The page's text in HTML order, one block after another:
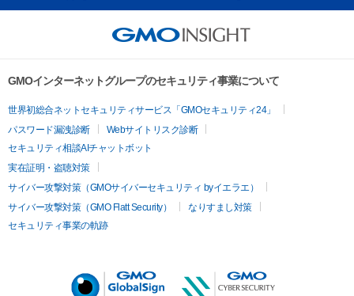
GMOインターネットグループのセキュリティ事業について
世界初総合ネットセキュリティサービス「GMOセキュリティ24」
パスワード漏洩診断
Webサイトリスク診断
セキュリティ相談AIチャットボット
実在証明・盗聴対策
サイバー攻撃対策（GMOサイバーセキュリティ byイエラエ）
サイバー攻撃対策（GMO Flatt Security）
なりすまし対策
セキュリティ事業の軌跡